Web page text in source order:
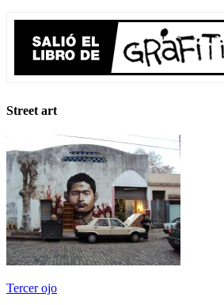
Street art
Tercer ojo